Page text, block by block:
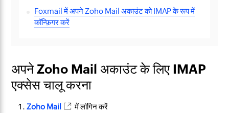
Foxmail में अपने Zoho Mail अकाउंट को IMAP के रूप में
कॉन्फ़िगर करें
अपने Zoho Mail अकाउंट के लिए IMAP
एक्सेस चालू करना
Zoho Mail में लॉगिन करें